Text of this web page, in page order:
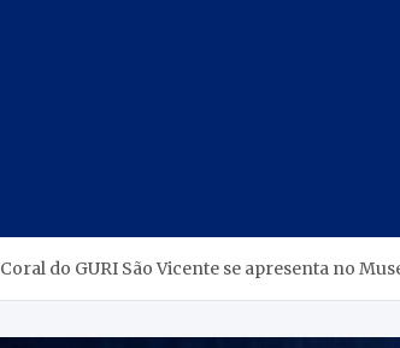
Coral do GURI São Vicente se apresenta no